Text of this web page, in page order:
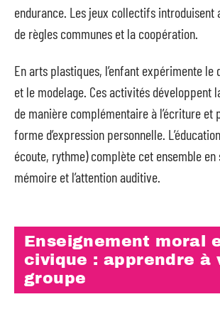
endurance. Les jeux collectifs introduisent
de règles communes et la coopération.
En arts plastiques, l’enfant expérimente le
et le modelage. Ces activités développent
de manière complémentaire à l’écriture et
forme d’expression personnelle.
écoute, rythme) complète cet ensemble
mémoire et l’attention auditive.
Enseignement moral
civique : apprendre à
groupe